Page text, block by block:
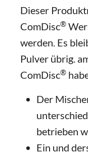
Dieser
ComDisc®
werden. Es
Pulver übrig.
ComDisc®
Der
betrieben
Ein und